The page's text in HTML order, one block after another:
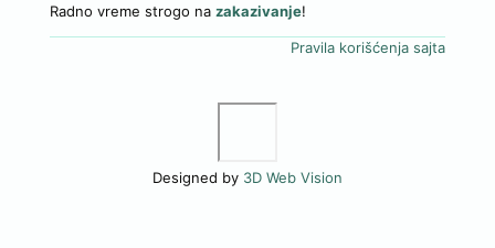
Radno vreme strogo na zakazivanje!
Pravila korišćenja sajta
Designed by 3D Web Vision